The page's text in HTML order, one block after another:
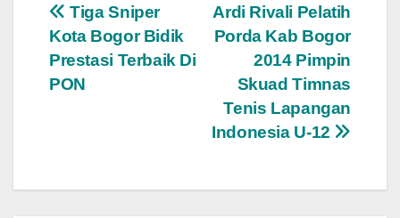
Navigasi
pos
Ardi Rivali Pelatih
Porda Kab Bogor
2014 Pimpin
Skuad Timnas
Tenis Lapangan
Indonesia U-12
Tiga Sniper
Kota Bogor Bidik
Prestasi Terbaik Di
PON